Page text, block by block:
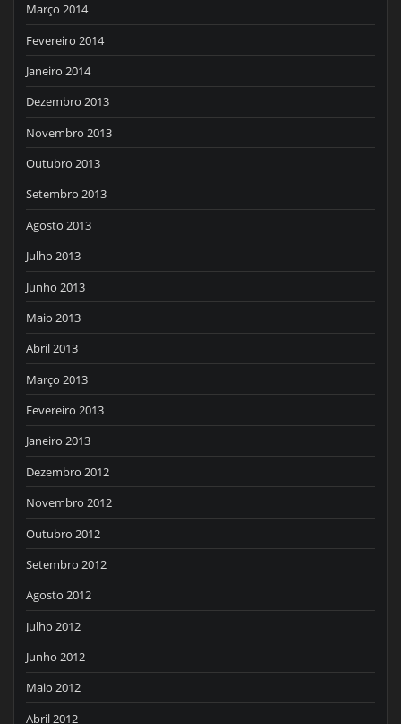
Março 2014
Fevereiro 2014
Janeiro 2014
Dezembro 2013
Novembro 2013
Outubro 2013
Setembro 2013
Agosto 2013
Julho 2013
Junho 2013
Maio 2013
Abril 2013
Março 2013
Fevereiro 2013
Janeiro 2013
Dezembro 2012
Novembro 2012
Outubro 2012
Setembro 2012
Agosto 2012
Julho 2012
Junho 2012
Maio 2012
Abril 2012